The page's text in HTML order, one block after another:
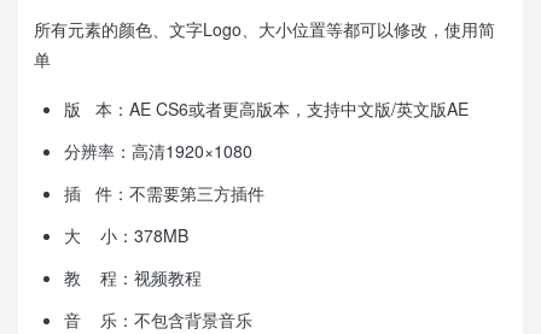
所有元素的颜色、文字Logo、大小位置等都可以修改，使用简
单
版 本：AE CS6或者更高版本，支持中文版/英文版AE
分辨率：高清1920×1080
插 件：不需要第三方插件
大 小：378MB
教 程：视频教程
音 乐：不包含背景音乐